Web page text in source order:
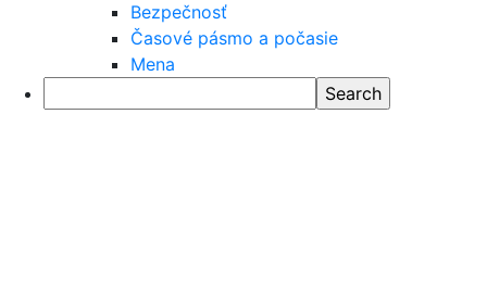
Bezpečnosť
Časové pásmo a počasie
Mena